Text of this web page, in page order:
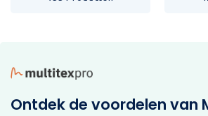
Ontdek de voordelen van